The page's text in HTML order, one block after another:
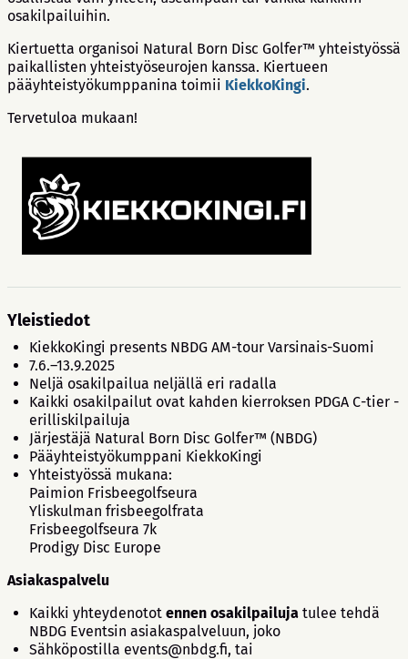
osakilpailuihin.
Kiertuetta organisoi Natural Born Disc Golfer™ yhteistyössä
paikallisten yhteistyöseurojen kanssa. Kiertueen
pääyhteistyökumppanina toimii KiekkoKingi.
Tervetuloa mukaan!
Yleistiedot
KiekkoKingi presents NBDG AM-tour Varsinais-Suomi
7.6.–13.9.2025
Neljä osakilpailua neljällä eri radalla
Kaikki osakilpailut ovat kahden kierroksen PDGA C-tier -
erilliskilpailuja
Järjestäjä Natural Born Disc Golfer™ (NBDG)
Pääyhteistyökumppani KiekkoKingi
Yhteistyössä mukana:
Paimion Frisbeegolfseura
Yliskulman frisbeegolfrata
Frisbeegolfseura 7k
Prodigy Disc Europe
Asiakaspalvelu
Kaikki yhteydenotot ennen osakilpailuja tulee tehdä
NBDG Eventsin asiakaspalveluun, joko
Sähköpostilla events@nbdg.fi, tai